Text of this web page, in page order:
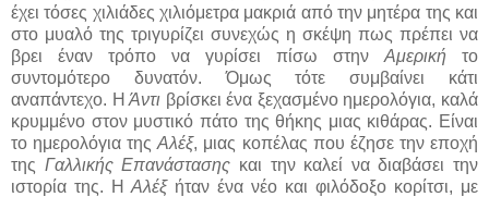
έχει τόσες χιλιάδες χιλιόμετρα μακριά από την μητέρα της και
στο μυαλό της τριγυρίζει συνεχώς η σκέψη πως πρέπει να
βρει έναν τρόπο να γυρίσει πίσω στην Αμερική το
συντομότερο δυνατόν. Όμως τότε συμβαίνει κάτι
αναπάντεχο. Η Άντι βρίσκει ένα ξεχασμένο ημερολόγια, καλά
κρυμμένο στον μυστικό πάτο της θήκης μιας κιθάρας. Είναι
το ημερολόγια τηςΑλέξ, μιας κοπέλας που έζησε την εποχή
της Γαλλικής Επανάστασης και την καλεί να διαβάσει την
ιστορία της. Η Αλέξ ήταν ένα νέο και φιλόδοξο κορίτσι, με